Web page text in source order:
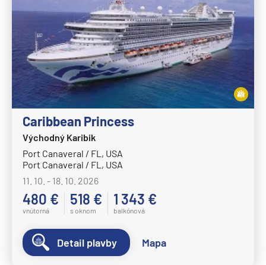
Caribbean Princess
Východný Karibik
Port Canaveral / FL, USA
Port Canaveral / FL, USA
11. 10. - 18. 10. 2026
480 €
vnútorná
518 €
s oknom
1 343 €
balkónová
Detail plavby Mapa